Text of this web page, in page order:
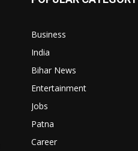
Business
India
Bihar News
Entertainment
Jobs
Patna
Career